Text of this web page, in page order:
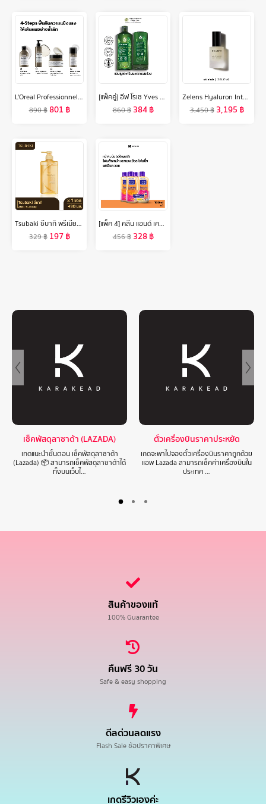
L'Oreal Professionnel ABSOLUT REPAIR MOLECULAR LEAVE-IN MASQUE 50ML ลีฟ-อิน ทรีตเมนต์ เนื้อครีมบางเบา บำรุงล้ำลึกถึงชั้นไฟเบอร์ (ลีฟ-อิน ทรีตเมนต์, เสริมแกนผมให้กลับมาแข็งแรง, L'Oreal Pro,L'Oreal Professional,LOreal Pro,LOreal Professional)
890฿801 ฿
[แพ็คคู่] อีฟ โรเช Yves Rocher Anti-Hair Loss Shampoo 300 มล. & conditioner 200 มล. แชมพูและครีมนวดลดผมร่วง - จบปัญหาผมร่วง บิ้วผมใหม่ใน 4 สัปดาห์ - ยาสระผม แชมพู แชมพูแก้ผมร่วง ครีมนวดผม
860฿ 384฿
Zelens Hyaluron Intense Hydro-Plumping Serum 30ml. [เซรั่มไฮยาลูโรนิก, ผิวชุ่มชื้น, ผิวยืดหยุ่น]
3,450฿ 3,195 ฿
Tsubaki ซึบากิ พรีเมียม รีแพร์ แชมพู (ขวดทอง) 490 มล.
329฿ 197฿
[แพ็ค 4] คลีน แอนด์ เคลียร์ โฟมล้างหน้า เอสเซนเชียล โฟมมิ่ง เฟเชียล วอช 100 มล. x 4 Clean & Clear Essentials Foaming Facial Wash 100 ml x 4
456฿ 328฿
เช็คพัสดุลาซาด้า (LAZADA)
เกดแนะนำขั้นตอน เช็คพัสดุลาซาด้า
(Lazada) 📦 สามารถเช็คพัสดุลาซาด้าได้
ทั้งบนเว็บไ…
ตั๋วเครื่องบินราคาประหยัด
เกดจะพาไปจองตั๋วเครื่องบินราคาถูกด้วย
แอพ Lazada สามารถเช็คค่าเครื่องบินใน
ประเทศ …
สินค้าของแท้
100% Guarantee
คืนฟรี 30 วัน
Safe & easy shopping
ดีลด่วนลดแรง
Flash Sale ช้อปราคาพิเศษ
เกดรีวิวเองค่ะ